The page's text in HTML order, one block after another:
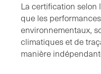
La certification selon
que les
environnementaux,
climatiques et de
manière